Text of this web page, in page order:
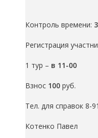
Контроль времени:
Регистрация
1 тур – в 11-00
Взнос 100 руб.
Тел. для справок 8-
Котенко Павел